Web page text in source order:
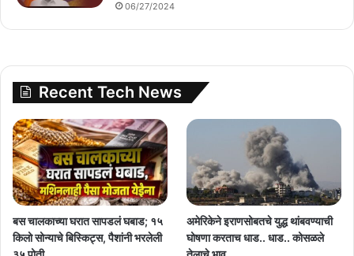
06/27/2024
Recent Tech News
बस चालकाच्या घरात सापडलं घबाड; १५
किलो सोन्याचे बिस्किट्स, पैशांनी भरलेली
अमेरिकेने इराणसोबतचे युद्ध थांबवण्याची
घोषणा करताच धाड.. धाड.. कोसळले